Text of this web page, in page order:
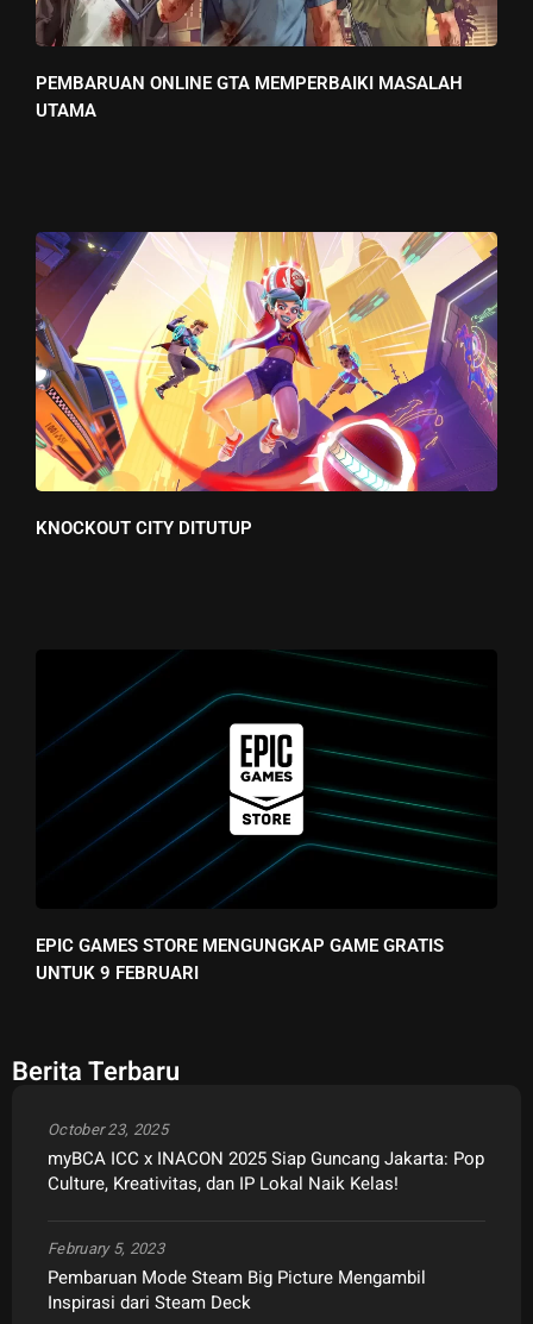
PEMBARUAN ONLINE GTA MEMPERBAIKI MASALAH
UTAMA
KNOCKOUT CITY DITUTUP
EPIC GAMES STORE MENGUNGKAP GAME GRATIS
UNTUK 9 FEBRUARI
Berita Terbaru
myBCA ICC x INACON 2025 Siap Guncang Jakarta: Pop
Culture, Kreativitas, dan IP Lokal Naik Kelas!
October 23, 2025
Pembaruan Mode Steam Big Picture Mengambil
Inspirasi dari Steam Deck
February 5, 2023